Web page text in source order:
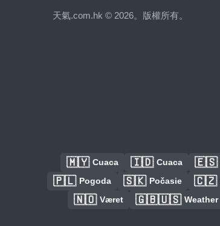
天氣.com.hk © 2026。版權所有。
🇲🇾 Cuaca 🇮🇩 Cuaca 🇪🇸
🇵🇱 Pogoda 🇸🇰 Počasie 🇨🇿
🇳🇴 Været 🇬🇧🇺🇸 Weather